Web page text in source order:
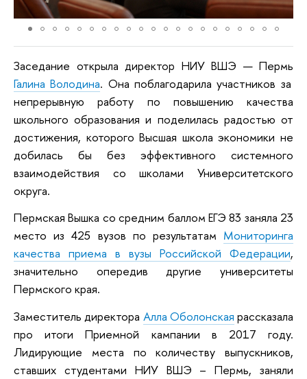
Заседание открыла директор НИУ ВШЭ — Пермь
Галина Володина. Она поблагодарила участников за
непрерывную работу по повышению качества
школьного образования и поделилась радостью от
достижения, которого Высшая школа экономики не
добилась бы без эффективного системного
взаимодействия со школами Университетского
округа.
Пермская Вышка со средним баллом ЕГЭ 83 заняла 23
место из 425 вузов по результатам Мониторинга
качества приема в вузы Российской Федерации,
значительно опередив другие университеты
Пермского края.
Заместитель директора Алла Оболонская рассказала
про итоги Приемной кампании в 2017 году.
Лидирующие места по количеству выпускников,
ставших студентами НИУ ВШЭ – Пермь, заняли